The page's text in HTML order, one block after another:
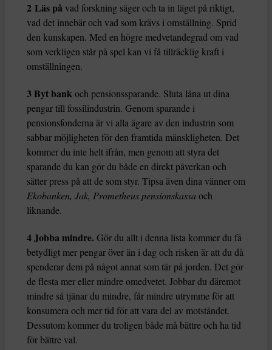
2 Läs på vad forskning säger och ta in läget på riktigt,
vad det innebär och vad som krävs i omställning. Sprid
den kunskapen. Med en högre medvetandegrad om vad
som verkligen står på spel kan vi få tillräcklig kraft i
omställningen.
3 Byt bankoch pensionssparande. Sluta låna ut dina
pengar till fossilindustrin. Genom sparande i
pensionsfonderna är vi alla ägare av den industrin som
sabbar möjligheten för den framtida mänskligheten. Det
kommer du inte helt ifrån, men genom att styra det
sparande du kan gör du både en direkt påverkan och
sätter press på att de som styr. Tipsa även dina vänner om
Ekobanken, Jak, Prometheus pensionskassa och
liknande.
4 Jobba mindre. Gör du allt i denna lista kommer du få
betydligt mer pengar över än i dag och risken är att du då
spenderar dem på något annat som tär på jorden. Det gör
de flesta mer eller mindre omedvetet. Jobbar du däremot
mindre så tjänar du mindre, får mindre utrymme för att
konsumera och mer tid för att vara del av motståndet.
Dessutom kommer du troligen både må bättre och ha tid
för bättre val.